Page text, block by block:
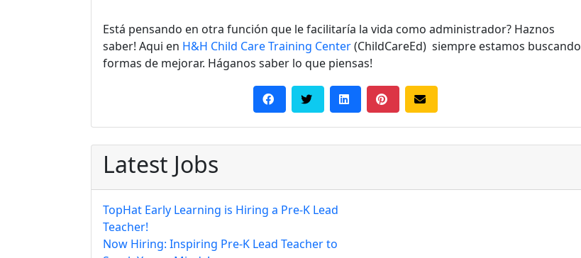
Está pensando en otra función que le facilitaría la vida como administrador? Haznos
saber! Aqui en H&H Child Care Training Center(ChildCareEd) siempre estamos buscando
formas de mejorar. Háganos saber lo que piensas!
Latest Jobs
TopHat Early Learning is Hiring a Pre-K Lead
Teacher!
Now Hiring: Inspiring Pre-K Lead Teacher to